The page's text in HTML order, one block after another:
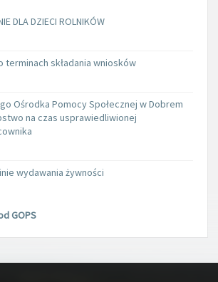
DLA DZIECI ROLNIKÓW
terminach składania wniosków
Ośrodka Pomocy Społecznej w Dobrem
na czas usprawiedliwionej
wydawania żywności
GOPS